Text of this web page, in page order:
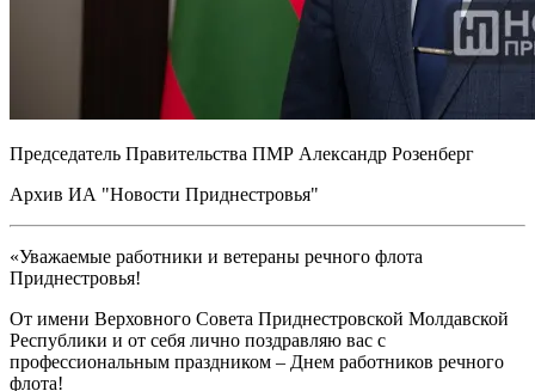
Председатель Правительства ПМР Александр Розенберг
Архив ИА "Новости Приднестровья"
«Уважаемые работники и ветераны речного флота
Приднестровья!
От имени Верховного Совета Приднестровской Молдавской
Республики и от себя лично поздравляю вас с
профессиональным праздником – Днем работников речного
флота!